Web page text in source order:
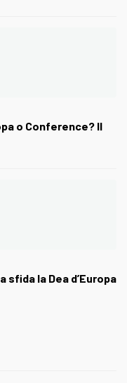
o Conference? Il
la Dea d’Europa